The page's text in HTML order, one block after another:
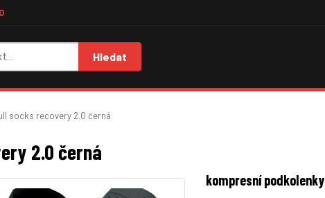
Hledat
socks recovery 2.0 černá
2.0 černá
kompresní podkolenky